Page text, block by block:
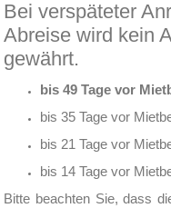
Bei verspäteter
Abreise wird kein
gewährt.
bis 49 Tage vor
bis 35 Tage vor
bis 21 Tage vor
bis 14 Tage vor
Bitte beachten Sie, dass